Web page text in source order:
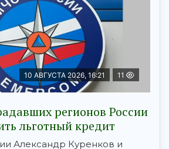
10 АВГУСТА 2026, 16:21 11
регионов России
льготный кредит
Александр Куренков и